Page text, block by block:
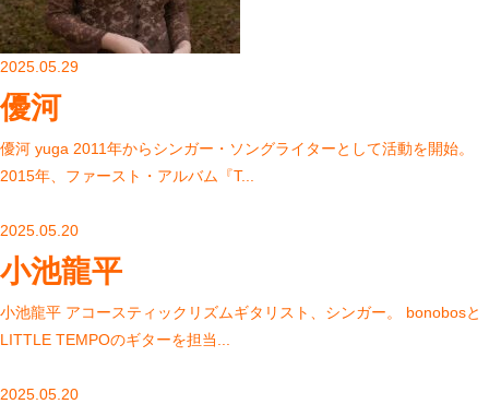
2025.05.29
優河
優河 yuga 2011年からシンガー・ソングライターとして活動を開始。
2015年、ファースト・アルバム『T...
2025.05.20
小池龍平
小池龍平 アコースティックリズムギタリスト、シンガー。 bonobosと
LITTLE TEMPOのギターを担当...
2025.05.20